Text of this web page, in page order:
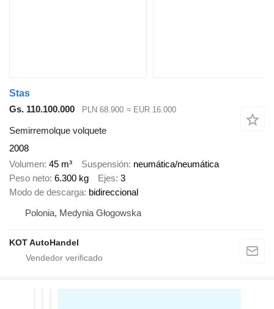
Stas
Gs. 110.100.000
PLN 68.900 ≈ EUR 16.000
Semirremolque volquete
2008
Volumen 45 m³ Suspensión neumática/neumática
Peso neto 6.300 kg Ejes 3
Modo de descarga bidireccional
Polonia, Medynia Głogowska
KOT AutoHandel